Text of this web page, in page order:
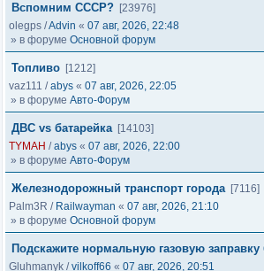
Вспомним СССР? [23976]
olegps /Advin « 07 авг, 2026, 22:48
» в форуме Основной форум
Топливо [1212]
vaz111 /abys « 07 авг, 2026, 22:05
» в форуме Авто-Форум
ДВС vs батарейка [14103]
TYMAH /abys « 07 авг, 2026, 22:00
» в форуме Авто-Форум
Железнодорожный транспорт города [7116]
Palm3R / Railwayman « 07 авг, 2026, 21:10
» в форуме Основной форум
Подскажите нормальную газовую заправку
Gluhmanyk /vilkoff66 « 07 авг, 2026, 20:51